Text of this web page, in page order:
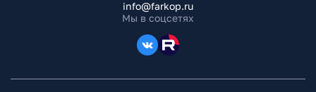
info@farkop.ru
Мы в соцсетях